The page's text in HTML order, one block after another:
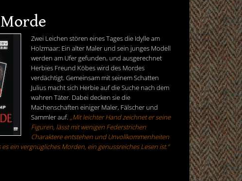
Zwei Leichen stören eines Tages die Idylle am
Holzmaar: Ein alter Maler und sein junges Modell
werden am Ufer gefunden, und ausgerechnet
Herbies Freund Köbes wird des Mordes
verdächtigt. Gemeinsam mit seinem Schatten
Julius macht sich Herbie auf die Suche nach dem
wahren Täter. Dabei decken sie die
Machenschaften einiger Maler, Fälscher und
Sammler auf. „Mit leichter Hand zeichnet er seine
Figuren, lässt mit wenigen Federstrichen
Charaktere entstehen und Unvollkommenheiten
ein vergnügliches Morden, ein genussreiches Lesen ist.“